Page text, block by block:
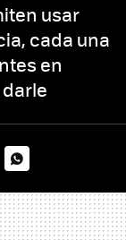
usar
cada una
en